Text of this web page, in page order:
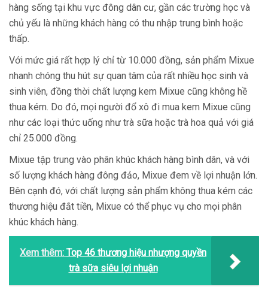
hàng sống tại khu vực đông dân cư, gần các trường học và
chủ yếu là những khách hàng có thu nhập trung bình hoặc
thấp.
Với mức giá rất hợp lý chỉ từ 10.000 đồng, sản phẩm Mixue
nhanh chóng thu hút sự quan tâm của rất nhiều học sinh và
sinh viên, đồng thời chất lượng kem Mixue cũng không hề
thua kém. Do đó, mọi người đổ xô đi mua kem Mixue cũng
như các loại thức uống như trà sữa hoặc trà hoa quả với giá
chỉ 25.000 đồng.
Mixue tập trung vào phân khúc khách hàng bình dân, và với
số lượng khách hàng đông đảo, Mixue đem về lợi nhuận lớn.
Bên cạnh đó, với chất lượng sản phẩm không thua kém các
thương hiệu đắt tiền, Mixue có thể phục vụ cho mọi phân
khúc khách hàng.
Xem thêm: Top 46 thương hiệu nhượng quyền
trà sữa siêu lợi nhuận